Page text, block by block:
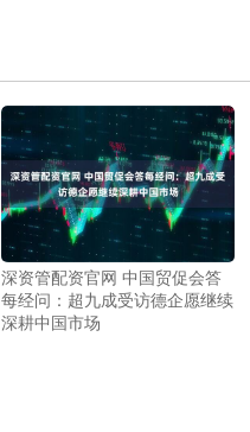
深资管配资官网 中国贸促会答
每经问：超九成受访德企愿继续
深耕中国市场